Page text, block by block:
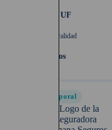
2.000 UF
Temporalidad
10 años
Temporal